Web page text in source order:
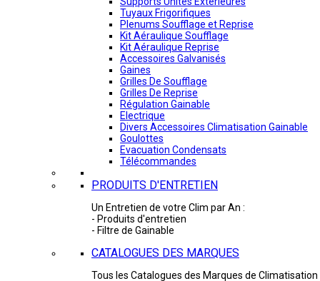
Tuyaux Frigorifiques
Plenums Soufflage et Reprise
Kit Aéraulique Soufflage
Kit Aéraulique Reprise
Accessoires Galvanisés
Gaines
Grilles De Soufflage
Grilles De Reprise
Régulation Gainable
Electrique
Divers Accessoires Climatisation Gainable
Goulottes
Evacuation Condensats
Télécommandes
PRODUITS D'ENTRETIEN
Un Entretien de votre Clim par An :
- Produits d'entretien
- Filtre de Gainable
CATALOGUES DES MARQUES
Tous les Catalogues des Marques de Climatisation